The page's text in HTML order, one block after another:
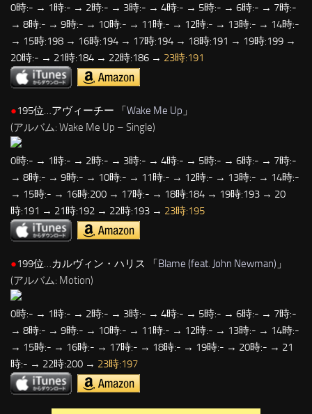
0時:- → 1時:- → 2時:- → 3時:- → 4時:- → 5時:- → 6時:- → 7時:-
→ 8時:- → 9時:- → 10時:- → 11時:- → 12時:- → 13時:- → 14時:-
→ 15時:198 → 16時:194 → 17時:194 → 18時:191 → 19時:199 →
20時:- → 21時:184 → 22時:186 → 23時:191
●195位…アヴィーチー 「Wake Me Up 」
(アルバム: Wake Me Up – Single)
0時:- → 1時:- → 2時:- → 3時:- → 4時:- → 5時:- → 6時:- → 7時:-
→ 8時:- → 9時:- → 10時:- → 11時:- → 12時:- → 13時:- → 14時:-
→ 15時:- → 16時:200 → 17時:- → 18時:184 → 19時:193 → 20
時:191 → 21時:192 → 22時:193 → 23時:195
●199位…カルヴィン・ハリス 「Blame (feat. John Newman) 」
(アルバム: Motion)
0時:- → 1時:- → 2時:- → 3時:- → 4時:- → 5時:- → 6時:- → 7時:-
→ 8時:- → 9時:- → 10時:- → 11時:- → 12時:- → 13時:- → 14時:-
→ 15時:- → 16時:- → 17時:- → 18時:- → 19時:- → 20時:- → 21
時:- → 22時:200 → 23時:197